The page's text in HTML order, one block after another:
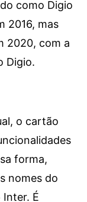
como Digio
2016, mas
2020, com a
Digio.
o cartão
forma,
nomes do
É